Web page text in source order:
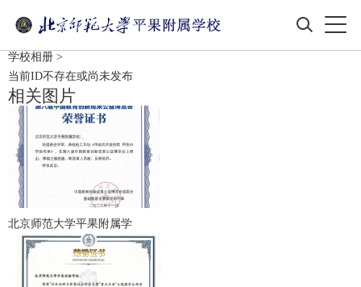
学校相册 >
当前ID不存在或尚未发布
相关图片
北京师范大学平果附属学